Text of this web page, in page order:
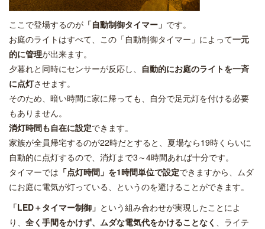
ここで登場するのが 「自動制御タイマー」 です。
お庭のライトはすべて、この「自動制御タイマー」によって一元
的に管理が出来ます。
夕暮れと同時にセンサーが反応し、 自動的にお庭のライトを一斉
に点灯させます。
そのため、暗い時間に家に帰っても、自分で足元灯を付ける必要
もありません。
消灯時間も自在に設定できます。
家族が全員帰宅するのが22時だとすると、夏場なら19時くらいに
自動的に点灯するので、消灯まで3～4時間あれば十分です。
タイマーでは 「点灯時間」を1時間単位で設定できますから、ムダ
にお庭に電気が灯っている、というのを避けることができます。
「LED＋タイマー制御」 という組み合わせが実現したことによ
り、 全く手間をかけず、ムダな電気代をかけることなく 、ライテ